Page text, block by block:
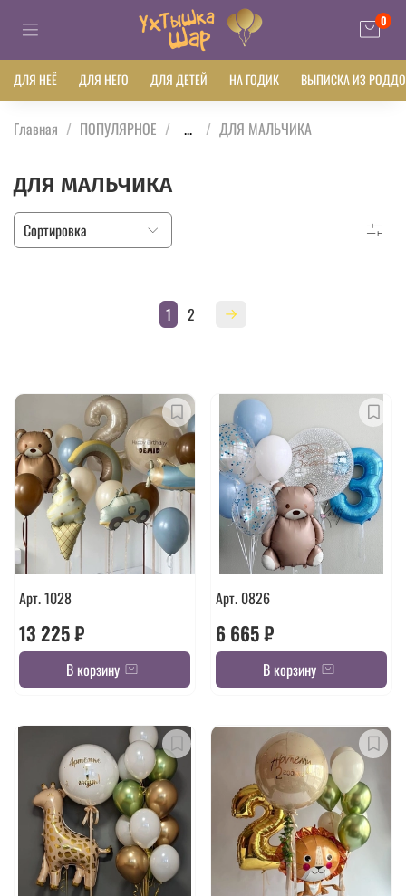
0
ДЛЯ НЕЁ ДЛЯ НЕГО ДЛЯ ДЕТЕЙ НА ГОДИК ВЫПИСКА ИЗ
Главная ПОПУЛЯРНОЕ ... ДЛЯ МАЛЬЧИКА
ДЛЯ МАЛЬЧИКА
1 2
Арт. 1028
13 225 ₽
В корзину
Арт. 0826
6 665 ₽
В корзину